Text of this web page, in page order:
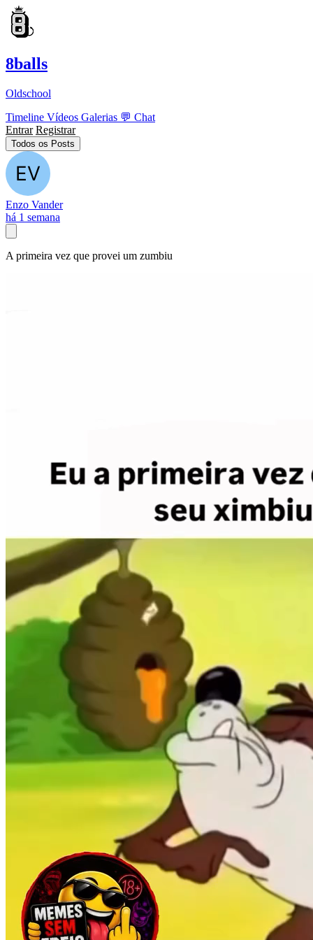
8balls
Oldschool
Timeline Vídeos Galerias 💬 Chat
Entrar Registrar
Todos os Posts
Enzo Vander
há 1 semana
A primeira vez que provei um zumbiu